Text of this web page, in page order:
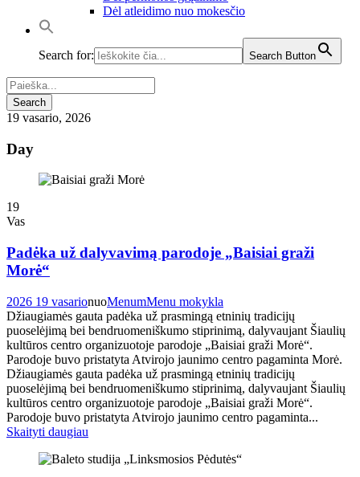
Dėl atleidimo nuo mokesčio
Search for: Search Button
19 vasario, 2026
Day
19
Vas
Padėka už dalyvavimą parodoje „Baisiai graži
Morė“
2026 19 vasarionuoMenumMenu mokykla
Džiaugiamės gauta padėka už prasmingą etninių tradicijų
puoselėjimą bei bendruomeniškumo stiprinimą, dalyvaujant Šiaulių
kultūros centro organizuotoje parodoje „Baisiai graži Morė“.
Parodoje buvo pristatyta Atvirojo jaunimo centro pagaminta Morė.
Džiaugiamės gauta padėka už prasmingą etninių tradicijų
puoselėjimą bei bendruomeniškumo stiprinimą, dalyvaujant Šiaulių
kultūros centro organizuotoje parodoje „Baisiai graži Morė“.
Parodoje buvo pristatyta Atvirojo jaunimo centro pagaminta...
Skaityti daugiau